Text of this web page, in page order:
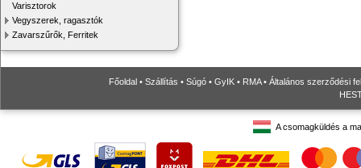
Varisztorok
Vegyszerek, ragasztók
Zavarszűrők, Ferritek
Főoldal • Szállítás • Súgó • GyIK • RMA• Általános szerződési
A csomagküldés a